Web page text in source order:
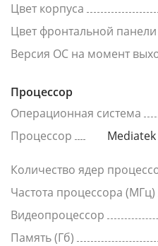
Цвет корпуса
Цвет фронтальной панели
Версия ОС на момент
Процессор
Операционная система
Процессор
Количество ядер
Частота процессора (МГц)
Видеопроцессор
Память (Гб)